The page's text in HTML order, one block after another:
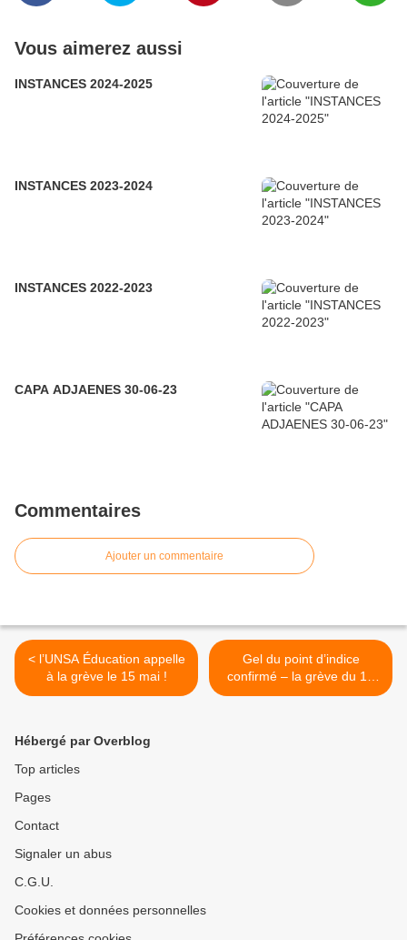
Vous aimerez aussi
INSTANCES 2024-2025
INSTANCES 2023-2024
INSTANCES 2022-2023
CAPA ADJAENES 30-06-23
Commentaires
Ajouter un commentaire
< l’UNSA Éducation appelle
à la grève le 15 mai !
Gel du point d’indice
confirmé – la grève du 15
mai 2014, aussi ! >
Hébergé par Overblog
Top articles
Pages
Contact
Signaler un abus
C.G.U.
Cookies et données personnelles